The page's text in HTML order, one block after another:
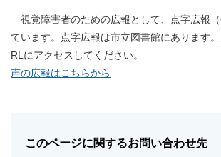
視覚障害者のための広報として、点字広報
ています。点字広報は市立図書館にあります
RLにアクセスしてください。
声の広報はこちらから
このページに関するお問い合わせ先